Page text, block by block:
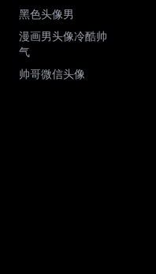
黑色头像男
漫画男头像冷酷帅
气
帅哥微信头像